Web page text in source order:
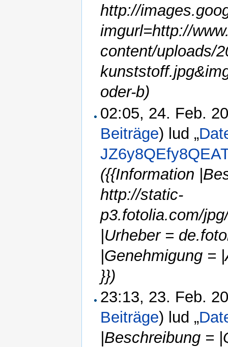
http://
imgurl=http://
content/uploads/
oder-b)
02:05, 24. Feb.
Beiträge) lud „
({{Information
http://static-
p3.fotolia.com/
|Urheber =
|Genehmigung =
}})
23:13, 23. Feb.
Beiträge) lud „
|Beschreibung =